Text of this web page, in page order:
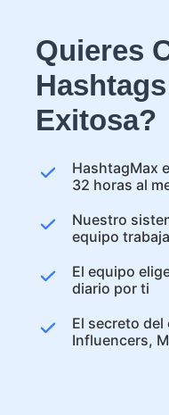
Quieres
Exitosa?
HashtagMax
32 horas al
Nuestro
equipo
El equipo
diario por ti
El secreto
Influencers,